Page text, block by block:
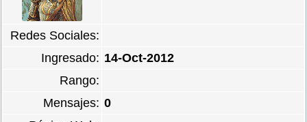
Redes Sociales:
Ingresado: 14-Oct-2012
Rango:
Mensajes: 0